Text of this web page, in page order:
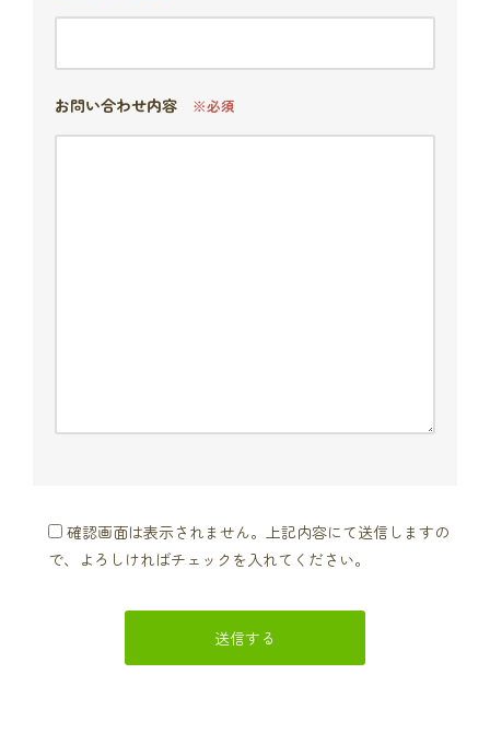
お問い合わせ内容 ※必須
確認画面は表示されません。上記内容にて送信しますの
で、よろしければチェックを入れてください。